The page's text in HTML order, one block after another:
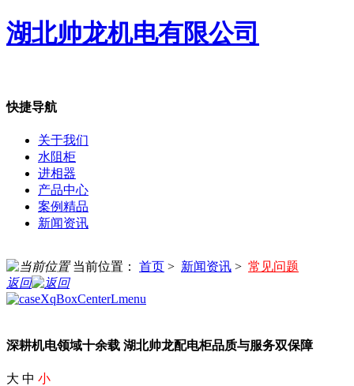
湖北帅龙机电有限公司
快捷导航
关于我们
水阻柜
进相器
产品中心
案例精品
新闻资讯
当前位置： 首页 > 新闻资讯 > 常见问题
返回
深耕机电领域十余载 湖北帅龙配电柜品质与服务双保障
大 中 小